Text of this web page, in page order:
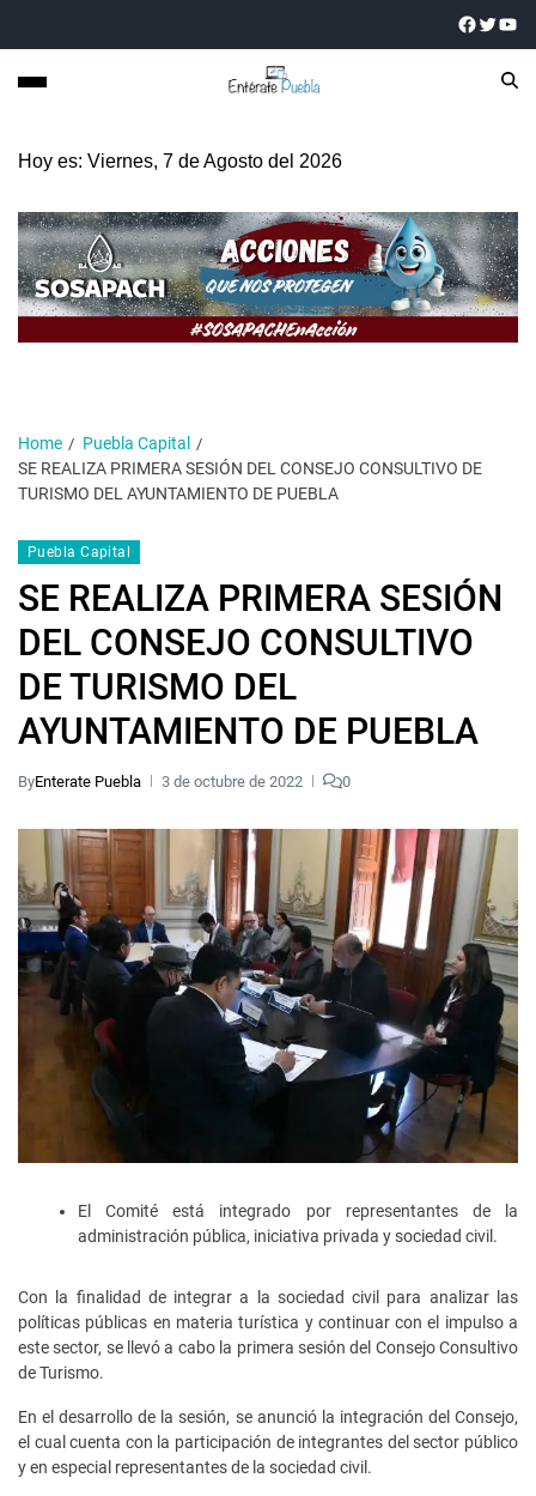
Hoy es: Viernes, 7 de Agosto del 2026
Home
Puebla Capital
SE REALIZA PRIMERA SESIÓN DEL CONSEJO CONSULTIVO DE
TURISMO DEL AYUNTAMIENTO DE PUEBLA
Puebla Capital
SE REALIZA PRIMERA SESIÓN
DEL CONSEJO CONSULTIVO
DE TURISMO DEL
AYUNTAMIENTO DE PUEBLA
ByEnterate Puebla 3 de octubre de 2022 0
El Comité está integrado por representantes de la
administración pública, iniciativa privada y sociedad civil.
Con la finalidad de integrar a la sociedad civil para analizar las
políticas públicas en materia turística y continuar con el impulso a
este sector, se llevó a cabo la primera sesión del Consejo Consultivo
de Turismo.
En el desarrollo de la sesión, se anunció la integración del Consejo,
el cual cuenta con la participación de integrantes del sector público
y en especial representantes de la sociedad civil.